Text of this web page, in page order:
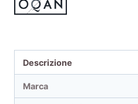
Descrizione
Marca